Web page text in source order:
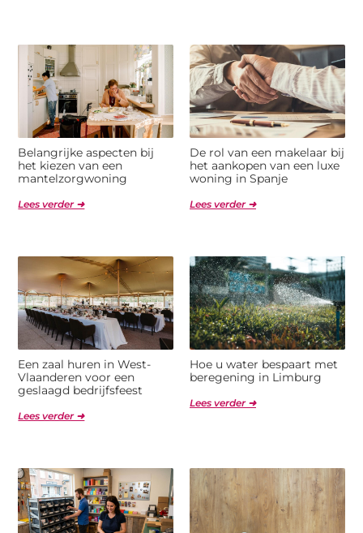
Belangrijke aspecten bij
het kiezen van een
mantelzorgwoning
Lees verder ➜
De rol van een makelaar bij
het aankopen van een luxe
woning in Spanje
Lees verder ➜
Een zaal huren in West-
Vlaanderen voor een
geslaagd bedrijfsfeest
Lees verder ➜
Hoe u water bespaart met
beregening in Limburg
Lees verder ➜